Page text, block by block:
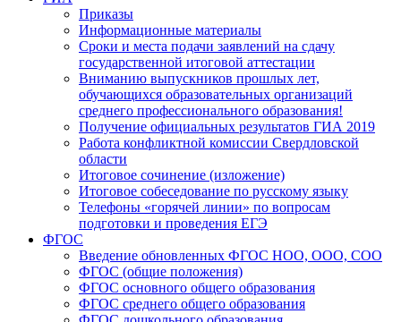
Приказы
Информационные материалы
Сроки и места подачи заявлений на сдачу
государственной итоговой аттестации
Вниманию выпускников прошлых лет,
обучающихся образовательных организаций
среднего профессионального образования!
Получение официальных результатов ГИА 2019
Работа конфликтной комиссии Свердловской
области
Итоговое сочинение (изложение)
Итоговое собеседование по русскому языку
Телефоны «горячей линии» по вопросам
подготовки и проведения ЕГЭ
ФГОС
Введение обновленных ФГОС НОО, ООО, СОО
ФГОС (общие положения)
ФГОС основного общего образования
ФГОС среднего общего образования